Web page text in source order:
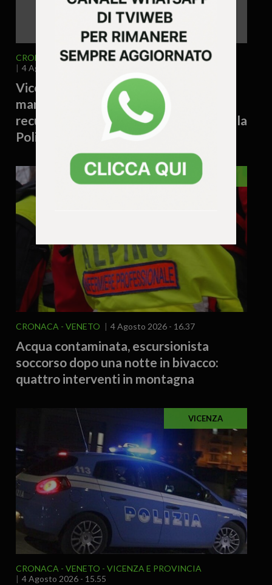
CRONACA
VICENZA E PROVINCIA
4 Agosto 2026 - 17.19
Vicenza – Tiene cinque piantine di
marijuana sul davanzale di casa:
recuperate dai rifiuti e sequestrate dalla
Polizia Locale
VENETO
CRONACA VENETO 4 Agosto 2026 - 16.37
Acqua contaminata, escursionista
soccorso dopo una notte in bivacco:
quattro interventi in montagna
VICENZA
CRONACA VENETO
VICENZA E PROVINCIA
4 Agosto 2026 - 15.55